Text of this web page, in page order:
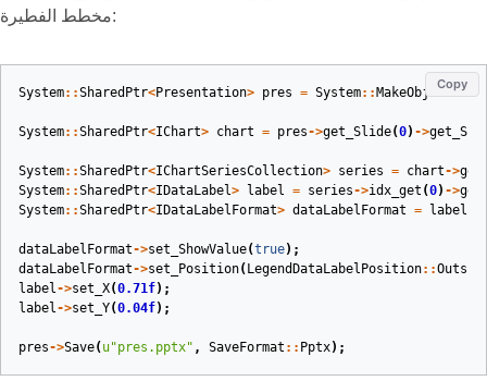
مخطط الفطيرة:
Copy
System::SharedPtr<Presentation> pres = System:: MakeObject<
System::SharedPtr<IChart> chart = pres->get_Slide(0) ->
System::SharedPtr<IChartSeriesCollection> series = chart->
System::SharedPtr<IDataLabel> label = series->idx_get (0) ->
System::SharedPtr<IDataLabelFormat> dataLabelFormat = label
dataLabelFormat->set_ShowValue(true);
dataLabelFormat->set_Position( LegendDataLabelPosition::
label->set_X(0.71f);
label->set_Y(0.04f);
pres->Save( u"pres.pptx" , SaveFormat :: Pptx);